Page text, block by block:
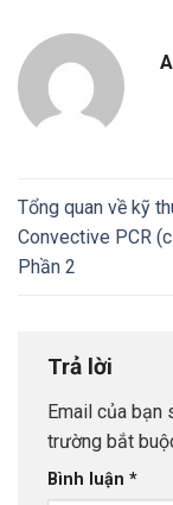
Tổng quan về kỹ
Convective PCR
Phần 2
Trả lời
Email của bạn
trường bắt
Bình luận *